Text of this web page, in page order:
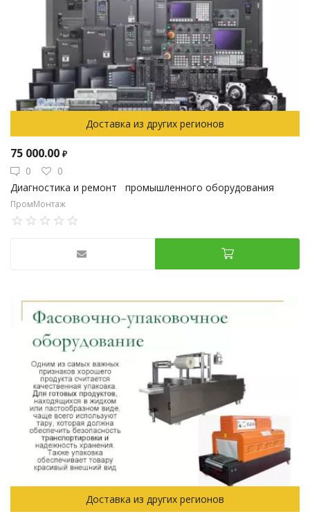
Доставка из других регионов
75 000.00 ₽
0
0
Диагностика и ремонт промышленного оборудования
ПромМонтаж
Доставка из других регионов